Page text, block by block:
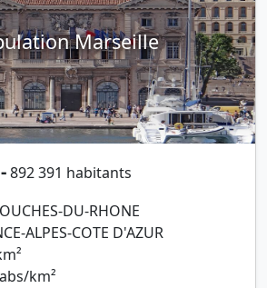
Marseille
892 391 habitants
DU-RHONE
ALPES-COTE D'AZUR
km²